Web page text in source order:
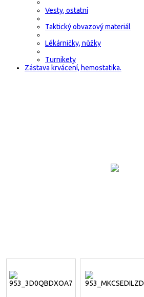
Vesty, ostatní
Taktický obvazový materiál
Lékárničky, nůžky
Turnikety
Zástava krvácení, hemostatika.